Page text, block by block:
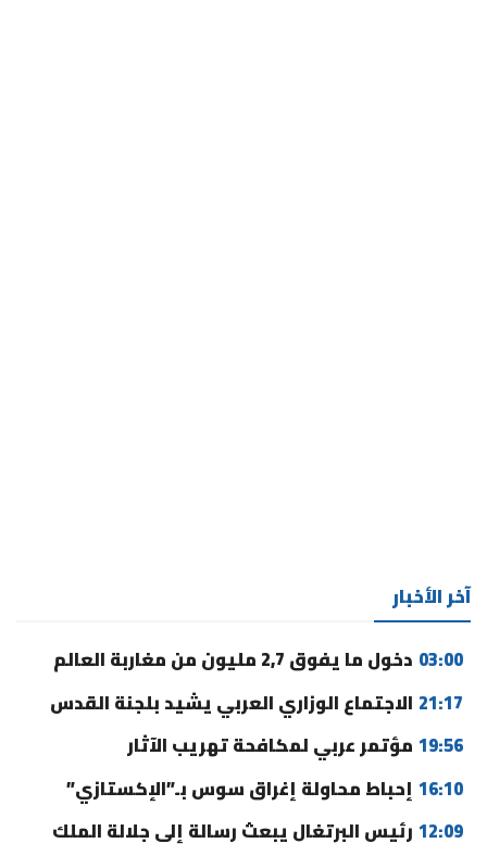
آخر الأخبار
03:00 دخول ما يفوق 2,7 مليون من مغاربة العالم
21:17 الاجتماع الوزاري العربي يشيد بلجنة القدس
19:56 مؤتمر عربي لمكافحة تهريب الآثار
16:10 إحباط محاولة إغراق سوس بـ”الإكستازي”
12:09 رئيس البرتغال يبعث رسالة إلى جلالة الملك